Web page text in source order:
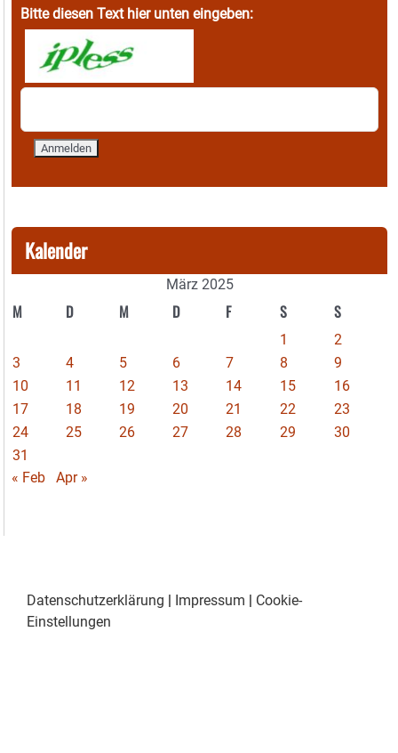
Bitte diesen Text hier unten eingeben:
Kalender
März 2025
M D M D F S S
1
2
3
4 5 6 7 8
9
10
11 12 13 14 15
16
17
18 19 20 21 22
23
24
25 26 27 28 29
30
31
« Feb
Apr »
Datenschutzerklärung | Impressum | Cookie-
Einstellungen